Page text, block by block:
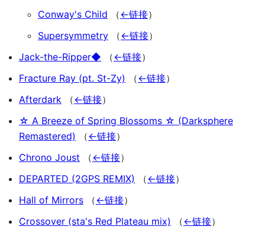
Conway's Child
（←链接）
Supersymmetry
（←链接）
Jack-the-Ripper◆
（←链接）
Fracture Ray (pt. St-Zy)
（←链接）
Afterdark
（←链接）
☆ A Breeze of Spring Blossoms ☆ (Darksphere
Remastered)
（←链接）
Chrono Joust
（←链接）
DEPARTED (2GPS REMIX)
（←链接）
Hall of Mirrors
（←链接）
Crossover (sta's Red Plateau mix)
（←链接）